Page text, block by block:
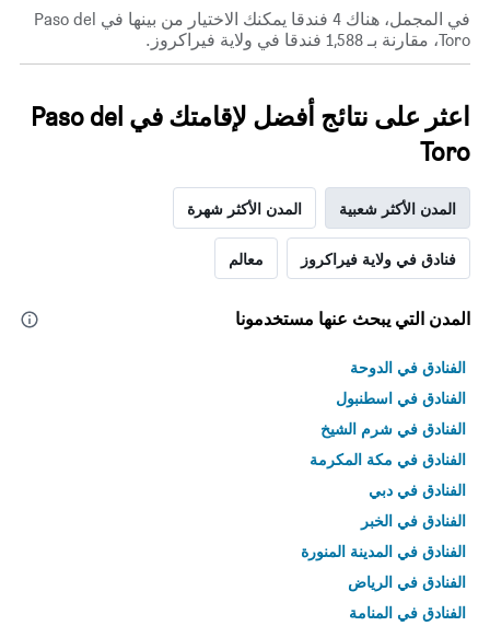
في المجمل، هناك 4 فندقا يمكنك الاختيار من بينها في Paso del
Toro، مقارنة بـ 1,588 فندقا في ولاية فيراكروز.
اعثر على نتائج أفضل لإقامتك في Paso del
Toro
المدن الأكثر شعبية المدن الأكثر شهرة
فنادق في ولاية فيراكروز معالم
المدن التي يبحث عنها مستخدمونا
الفنادق في الدوحة
الفنادق في اسطنبول
الفنادق في شرم الشيخ
الفنادق في مكة المكرمة
الفنادق في دبي
الفنادق في الخبر
الفنادق في المدينة المنورة
الفنادق في الرياض
الفنادق في المنامة